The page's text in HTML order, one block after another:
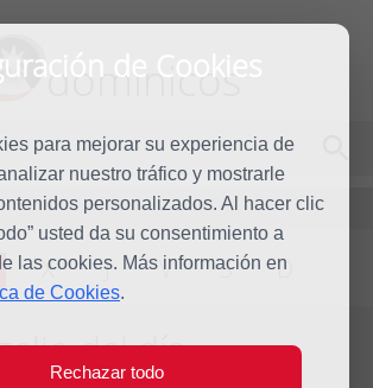
de Cookies
para mejorar su experiencia de
nuestro tráfico y mostrarle
personalizados. Al hacer clic
usted da su consentimiento a
las cookies. Más información en
de Cookies.
Rechazar todo
dominicos
X J V S D
del día